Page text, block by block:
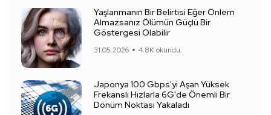
Yaşlanmanın Bir Belirtisi Eğer Önlem
Almazsanız Ölümün Güçlü Bir
Göstergesi Olabilir
31.05.2026 4.8K okundu.
Japonya 100 Gbps'yi Aşan Yüksek
Frekanslı Hızlarla 6G'de Önemli Bir
Dönüm Noktası Yakaladı